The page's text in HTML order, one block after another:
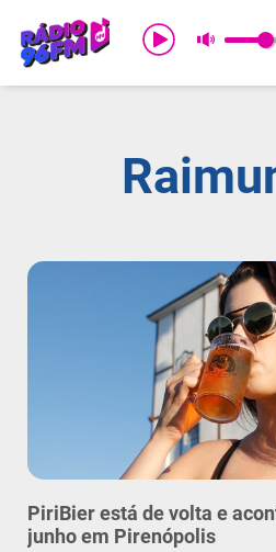
PiriBier está de volta e
junho em Pirenópolis